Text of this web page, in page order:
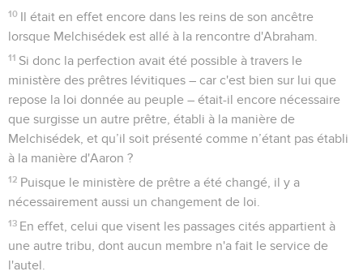
10 Il était en effet encore dans les reins de son ancêtre
lorsque Melchisédek est allé à la rencontre d'Abraham.
11 Si donc la perfection avait été possible à travers le
ministère des prêtres lévitiques – car c'est bien sur lui que
repose la loi donnée au peuple – était-il encore nécessaire
que surgisse un autre prêtre, établi à la manière de
Melchisédek, et qu’il soit présenté comme n’étant pas établi
à la manière d'Aaron ?
12 Puisque le ministère de prêtre a été changé, il y a
nécessairement aussi un changement de loi.
13 En effet, celui que visent les passages cités appartient à
une autre tribu, dont aucun membre n'a fait le service de
l'autel.